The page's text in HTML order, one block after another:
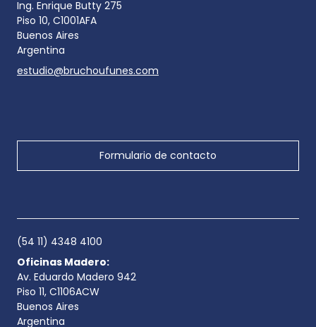
Ing. Enrique Butty 275
Piso 10, C1001AFA
Buenos Aires
Argentina
estudio@bruchoufunes.com
Formulario de contacto
(54 11) 4348 4100
Oficinas Madero:
Av. Eduardo Madero 942
Piso 11, C1106ACW
Buenos Aires
Argentina